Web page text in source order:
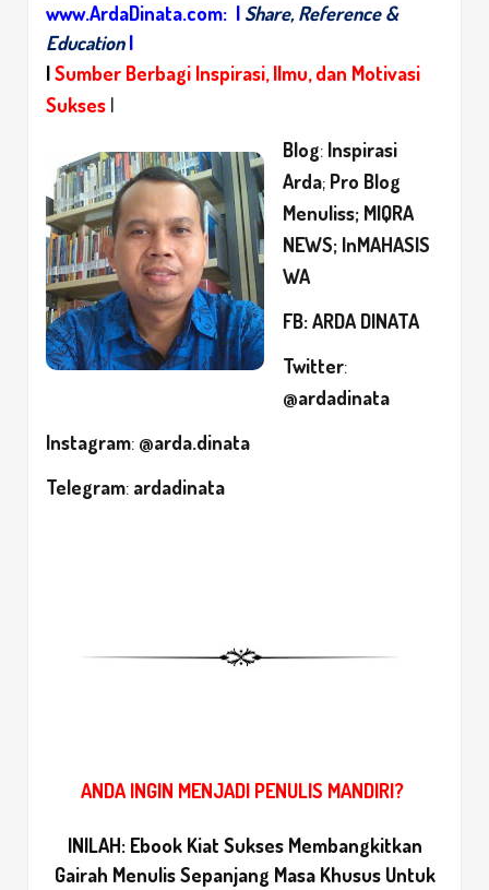
www.ArdaDinata.com: | Share, Reference &
Education |
|Sumber Berbagi Inspirasi, Ilmu, dan Motivasi
Sukses |
Blog: Inspirasi
Arda; Pro Blog
Menuliss; MIQRA
NEWS; InMAHASIS
WA
FB:ARDA DINATA
Twitter:
@ardadinata
Instagram: @arda.dinata
Telegram: ardadinata
ANDA INGIN MENJADI PENULIS MANDIRI?
INILAH: Ebook Kiat Sukses Membangkitkan
Gairah Menulis Sepanjang Masa Khusus Untuk